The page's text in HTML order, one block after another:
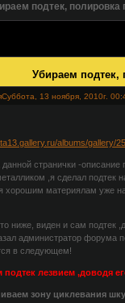
подтек, полировка
Убираем подтек,
Суббота, 13 ноября, 2010г.
странички -описание
,я сделал подтек
хорошим материялам уже
ниже, виден и сам подтек
администратор форума
в следующем!
лезвием ,доводя
зону циклевания